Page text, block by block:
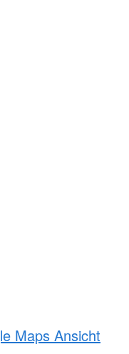
Maps Ansicht